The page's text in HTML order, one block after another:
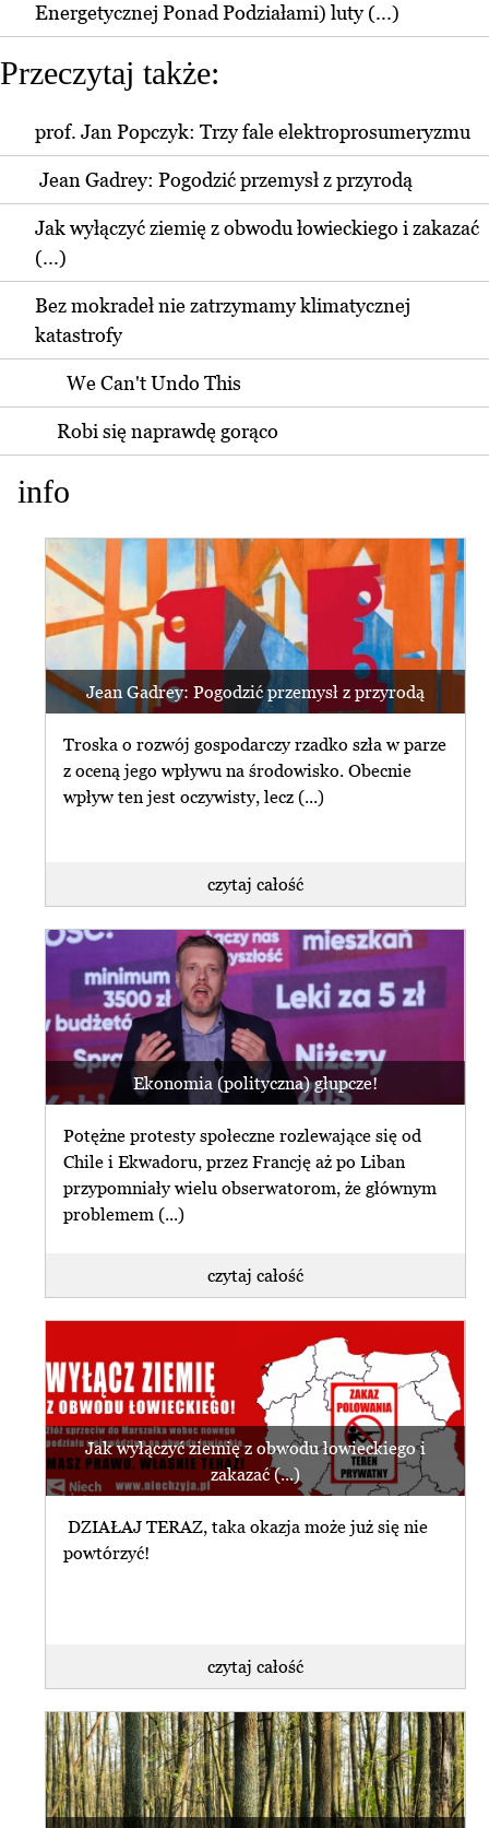
Energetycznej Ponad Podziałami) luty (...)
Przeczytaj także:
prof. Jan Popczyk: Trzy fale elektroprosumeryzmu
Jean Gadrey: Pogodzić przemysł z przyrodą
Jak wyłączyć ziemię z obwodu łowieckiego i zakazać
(...)
Bez mokradeł nie zatrzymamy klimatycznej
katastrofy
We Can't Undo This
Robi się naprawdę gorąco
info
Jean Gadrey: Pogodzić przemysł z przyrodą
Troska o rozwój gospodarczy rzadko szła w parze
z oceną jego wpływu na środowisko. Obecnie
wpływ ten jest oczywisty, lecz (...)
czytaj całość
Ekonomia (polityczna) głupcze!
Potężne protesty społeczne rozlewające się od
Chile i Ekwadoru, przez Francję aż po Liban
przypomniały wielu obserwatorom, że głównym
problemem (...)
czytaj całość
Jak wyłączyć ziemię z obwodu łowieckiego i
zakazać (...)
DZIAŁAJ TERAZ, taka okazja może już się nie
powtórzyć!
czytaj całość